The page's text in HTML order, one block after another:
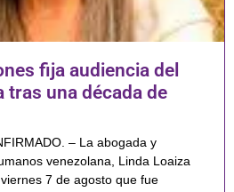
fija audiencia del
tras una década de
– La abogada y
venezolana, Linda Loaiza
7 de agosto que fue